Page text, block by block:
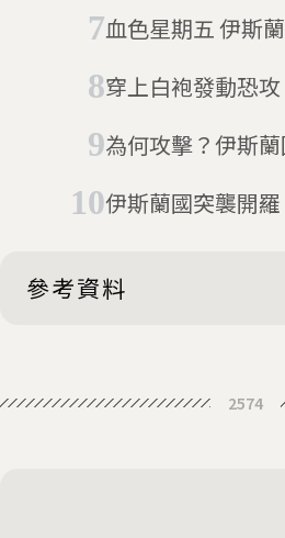
血色星期
穿上白袍發動恐攻 伊斯蘭國攻擊阿富
為何攻擊？伊斯
參考資料
captive
2574